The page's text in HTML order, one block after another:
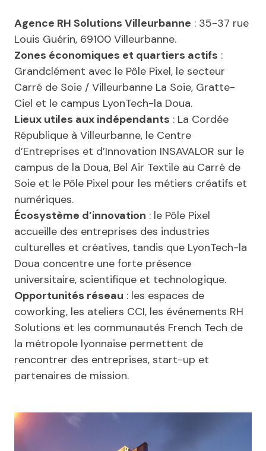
Agence RH Solutions Villeurbanne : 35-37 rue
Louis Guérin, 69100 Villeurbanne.
Zones économiques et quartiers actifs :
Grandclément avec le Pôle Pixel, le secteur
Carré de Soie / Villeurbanne La Soie, Gratte-
Ciel et le campus LyonTech-la Doua.
Lieux utiles aux indépendants : La Cordée
République à Villeurbanne, le Centre
d’Entreprises et d’Innovation INSAVALOR sur le
campus de la Doua, Bel Air Textile au Carré de
Soie et le Pôle Pixel pour les métiers créatifs et
numériques.
Écosystème d’innovation : le Pôle Pixel
accueille des entreprises des industries
culturelles et créatives, tandis que LyonTech-la
Doua concentre une forte présence
universitaire, scientifique et technologique.
Opportunités réseau : les espaces de
coworking, les ateliers CCI, les événements RH
Solutions et les communautés French Tech de
la métropole lyonnaise permettent de
rencontrer des entreprises, start-up et
partenaires de mission.